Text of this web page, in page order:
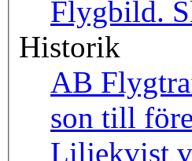
Flygbild.
Historik
AB
son till
Liljekvist